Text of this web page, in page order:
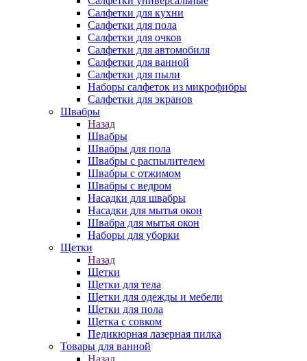
Салфетки для кухни
Салфетки для пола
Салфетки для очков
Салфетки для автомобиля
Салфетки для ванной
Салфетки для пыли
Наборы салфеток из микрофибры
Салфетки для экранов
Швабры
Назад
Швабры
Швабры для пола
Швабры с распылителем
Швабры с отжимом
Швабры с ведром
Насадки для швабры
Насадки для мытья окон
Швабра для мытья окон
Наборы для уборки
Щетки
Назад
Щетки
Щетки для тела
Щетки для одежды и мебели
Щетки для пола
Щетка с совком
Педикюрная лазерная пилка
Товары для ванной
Назад